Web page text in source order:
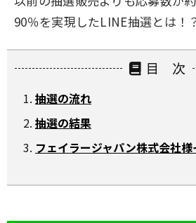
90％を実現したLINE抽選とは！
目 次
抽選の流れ
抽選の結果
フェイラージャパン株式会社